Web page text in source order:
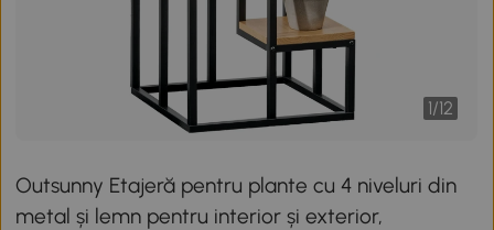
1/12
Outsunny Etajeră pentru plante cu 4 niveluri din
metal și lemn pentru interior și exterior,